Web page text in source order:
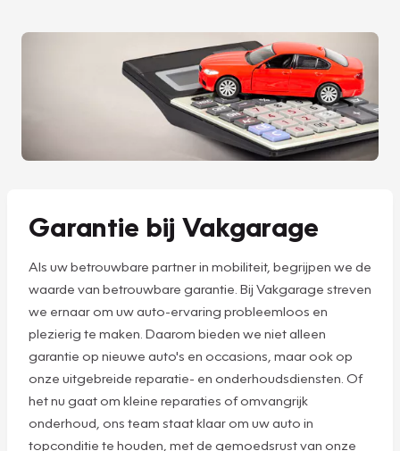
Garantie bij Vakgarage
Als uw betrouwbare partner in mobiliteit, begrijpen we de
waarde van betrouwbare garantie. Bij Vakgarage streven
we ernaar om uw auto-ervaring probleemloos en
plezierig te maken. Daarom bieden we niet alleen
garantie op nieuwe auto's en occasions, maar ook op
onze uitgebreide reparatie- en onderhoudsdiensten. Of
het nu gaat om kleine reparaties of omvangrijk
onderhoud, ons team staat klaar om uw auto in
topconditie te houden, met de gemoedsrust van onze